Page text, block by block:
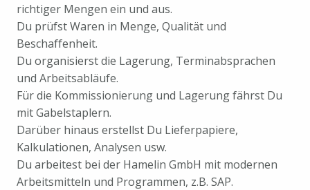
richtiger Mengen ein und aus.
Du prüfst Waren in Menge, Qualität und
Beschaffenheit.
Du organisierst die Lagerung, Terminabsprachen
und Arbeitsabläufe.
Für die Kommissionierung und Lagerung fährst Du
mit Gabelstaplern.
Darüber hinaus erstellst Du Lieferpapiere,
Kalkulationen, Analysen usw.
Du arbeitest bei der Hamelin GmbH mit modernen
Arbeitsmitteln und Programmen, z.B. SAP.